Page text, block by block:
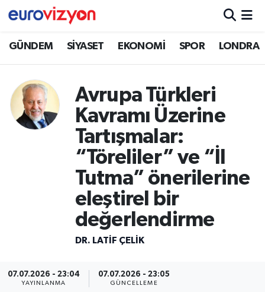
GÜNDEM SİYASET EKONOMİ SPOR LONDRA
Avrupa Türkleri
Kavramı Üzerine
Tartışmalar:
“Töreliler” ve “İl
Tutma” önerilerine
eleştirel bir
değerlendirme
DR. LATİF ÇELİK
07.07.2026 - 23:04
YAYINLANMA
07.07.2026 - 23:05
GÜNCELLEME